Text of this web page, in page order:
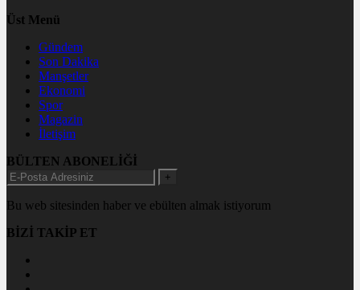
Üst Menü
Gündem
Son Dakika
Manşetler
Ekonomi
Spor
Magazin
İletişim
BÜLTEN ABONELİĞİ
+
Bu web sitesinden haber ve ebülten almak istiyorum
BİZİ TAKİP ET